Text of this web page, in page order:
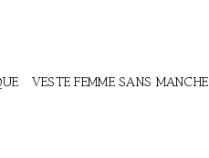
VESTE FEMME SANS MANCHE